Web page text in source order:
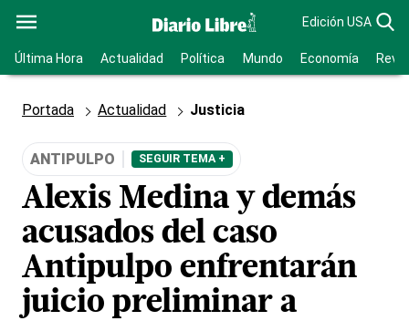
Edición USA
Última Hora Actualidad Política Mundo Economía
Portada Actualidad Justicia
ANTIPULPO SEGUIR TEMA +
Alexis Medina y demás
acusados del caso
Antipulpo enfrentarán
juicio preliminar a